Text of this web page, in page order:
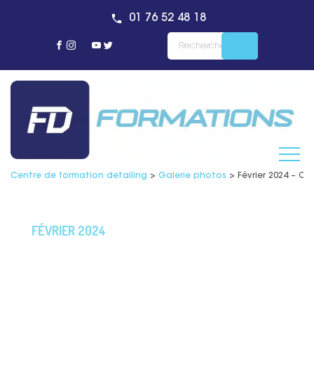
01 76 52 48 18
Centre de formation detailing > Galerie photos > Février 2024 –
FÉVRIER 2024